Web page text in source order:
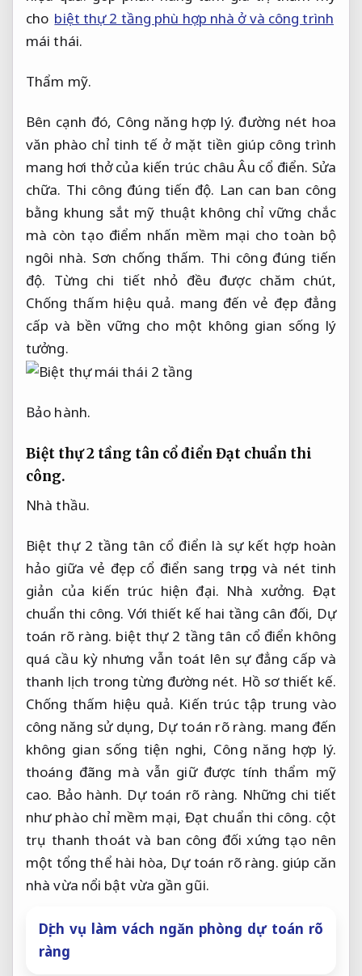
cho biệt thự 2 tầng phù hợp nhà ở và công trình
mái thái.
Thẩm mỹ.
Bên cạnh đó, Công năng hợp lý. đường nét hoa
văn phào chỉ tinh tế ở mặt tiền giúp công trình
mang hơi thở của kiến trúc châu Âu cổ điển. Sửa
chữa. Thi công đúng tiến độ. Lan can ban công
bằng khung sắt mỹ thuật không chỉ vững chắc
mà còn tạo điểm nhấn mềm mại cho toàn bộ
ngôi nhà. Sơn chống thấm. Thi công đúng tiến
độ. Từng chi tiết nhỏ đều được chăm chút,
Chống thấm hiệu quả. mang đến vẻ đẹp đẳng
cấp và bền vững cho một không gian sống lý
tưởng.
Bảo hành.
Biệt thự 2 tầng tân cổ điển Đạt chuẩn thi
công.
Nhà thầu.
Biệt thự 2 tầng tân cổ điển là sự kết hợp hoàn
hảo giữa vẻ đẹp cổ điển sang trọng và nét tinh
giản của kiến trúc hiện đại. Nhà xưởng. Đạt
chuẩn thi công. Với thiết kế hai tầng cân đối, Dự
toán rõ ràng. biệt thự 2 tầng tân cổ điển không
quá cầu kỳ nhưng vẫn toát lên sự đẳng cấp và
thanh lịch trong từng đường nét. Hồ sơ thiết kế.
Chống thấm hiệu quả. Kiến trúc tập trung vào
công năng sử dụng, Dự toán rõ ràng. mang đến
không gian sống tiện nghi, Công năng hợp lý.
thoáng đãng mà vẫn giữ được tính thẩm mỹ
cao. Bảo hành. Dự toán rõ ràng. Những chi tiết
như phào chỉ mềm mại, Đạt chuẩn thi công. cột
trụ thanh thoát và ban công đối xứng tạo nên
một tổng thể hài hòa, Dự toán rõ ràng. giúp căn
nhà vừa nổi bật vừa gần gũi.
Dịch vụ làm vách ngăn phòng dự toán rõ
ràng